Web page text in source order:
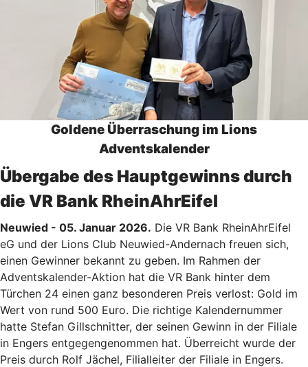
Goldene Überraschung im Lions
Adventskalender
Übergabe des Hauptgewinns durch
die VR Bank RheinAhrEifel
Neuwied - 05. Januar 2026. Die VR Bank RheinAhrEifel
eG und der Lions Club Neuwied-Andernach freuen sich,
einen Gewinner bekannt zu geben. Im Rahmen der
Adventskalender-Aktion hat die VR Bank hinter dem
Türchen 24 einen ganz besonderen Preis verlost: Gold im
Wert von rund 500 Euro. Die richtige Kalendernummer
hatte Stefan Gillschnitter, der seinen Gewinn in der Filiale
in Engers entgegengenommen hat. Überreicht wurde der
Preis durch Rolf Jächel, Filialleiter der Filiale in Engers.